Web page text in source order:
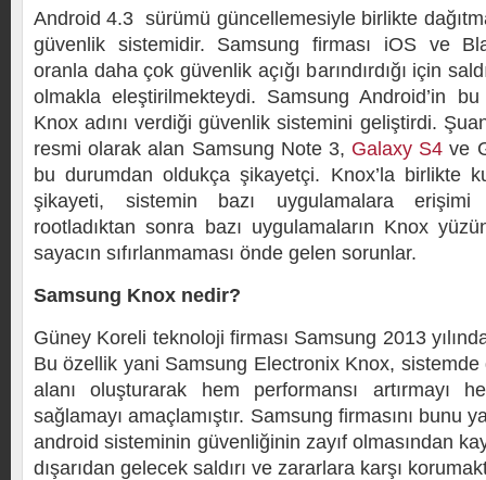
Android 4.3 sürümü güncellemesiyle birlikte
güvenlik sistemidir. Samsung firması iOS ve
oranla daha çok güvenlik açığı barındırdığı için
olmakla eleştirilmekteydi. Samsung Android’in
Knox adını verdiği güvenlik sistemini geliştirdi.
resmi olarak alan Samsung Note 3, Galaxy S4 ve
bu durumdan oldukça şikayetçi. Knox’la birlikte
şikayeti, sistemin bazı uygulamalara erişimi
rootladıktan sonra bazı uygulamaların Knox
sayacın sıfırlanmaması önde gelen sorunlar.
Samsung Knox nedir?
Güney Koreli teknoloji firması Samsung 2013
Bu özellik yani Samsung Electronix Knox,
alanı oluşturarak hem performansı artırmayı
sağlamayı amaçlamıştır. Samsung firmasını bunu
android sisteminin güvenliğinin zayıf olmasından
dışarıdan gelecek saldırı ve zararlara karşı